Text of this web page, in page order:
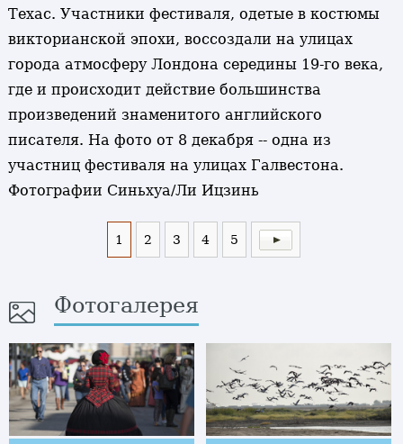
Техас. Участники фестиваля, одетые в костюмы
викторианской эпохи, воссоздали на улицах
города атмосферу Лондона середины 19-го века,
где и происходит действие большинства
произведений знаменитого английского
писателя. На фото от 8 декабря -- одна из
участниц фестиваля на улицах Галвестона.
Фотографии Синьхуа/Ли Ицзинь
1 2 3 4 5
Фотогалерея